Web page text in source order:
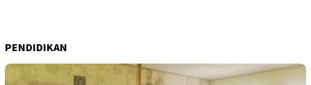
PENDIDIKAN